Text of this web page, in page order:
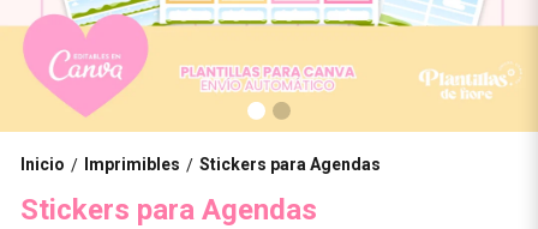
Inicio / Imprimibles / Stickers para Agendas
Stickers para Agendas